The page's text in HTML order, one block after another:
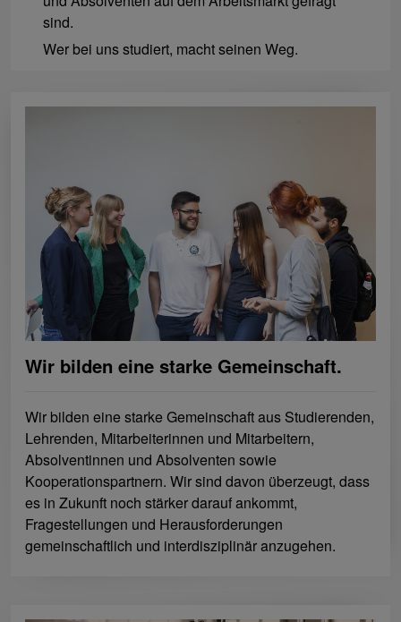
sind.
Wer bei uns studiert, macht seinen Weg.
Wir bilden eine starke Gemeinschaft.
Wir bilden eine starke Gemeinschaft aus Studierenden,
Lehrenden, Mitarbeiterinnen und Mitarbeitern,
Absolventinnen und Absolventen sowie
Kooperationspartnern. Wir sind davon überzeugt, dass
es in Zukunft noch stärker darauf ankommt,
Fragestellungen und Herausforderungen
gemeinschaftlich und interdisziplinär anzugehen.